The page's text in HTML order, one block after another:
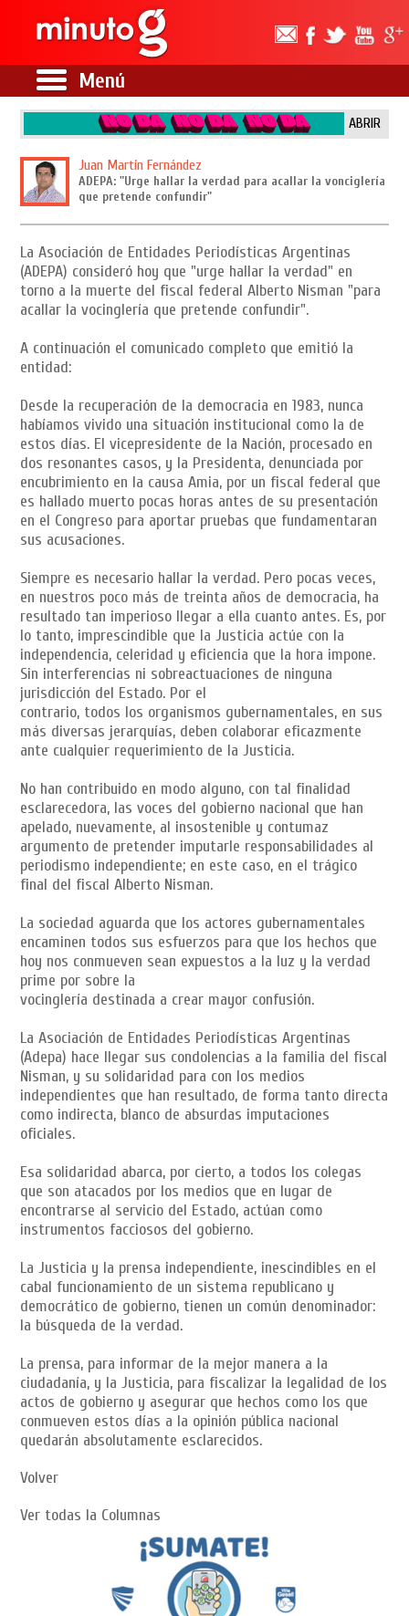
Menú
ABRIR
Juan Martín Fernández
ADEPA: "Urge hallar la verdad para acallar la vonciglería
que pretende confundir"
La Asociación de Entidades Periodísticas Argentinas
(ADEPA) consideró hoy que "urge hallar la verdad" en
torno a la muerte del fiscal federal Alberto Nisman "para
acallar la vocinglería que pretende confundir".
A continuación el comunicado completo que emitió la
entidad:
Desde la recuperación de la democracia en 1983, nunca
habíamos vivido una situación institucional como la de
estos días. El vicepresidente de la Nación, procesado en
dos resonantes casos, y la Presidenta, denunciada por
encubrimiento en la causa Amia, por un fiscal federal que
es hallado muerto pocas horas antes de su presentación
en el Congreso para aportar pruebas que fundamentaran
sus acusaciones.
Siempre es necesario hallar la verdad. Pero pocas veces,
en nuestros poco más de treinta años de democracia, ha
resultado tan imperioso llegar a ella cuanto antes. Es, por
lo tanto, imprescindible que la Justicia actúe con la
independencia, celeridad y eficiencia que la hora impone.
Sin interferencias ni sobreactuaciones de ninguna
jurisdicción del Estado. Por el
contrario, todos los organismos gubernamentales, en sus
más diversas jerarquías, deben colaborar eficazmente
ante cualquier requerimiento de la Justicia.
No han contribuido en modo alguno, con tal finalidad
esclarecedora, las voces del gobierno nacional que han
apelado, nuevamente, al insostenible y contumaz
argumento de pretender imputarle responsabilidades al
periodismo independiente; en este caso, en el trágico
final del fiscal Alberto Nisman.
La sociedad aguarda que los actores gubernamentales
encaminen todos sus esfuerzos para que los hechos que
hoy nos conmueven sean expuestos a la luz y la verdad
prime por sobre la
vocinglería destinada a crear mayor confusión.
La Asociación de Entidades Periodísticas Argentinas
(Adepa) hace llegar sus condolencias a la familia del fiscal
Nisman, y su solidaridad para con los medios
independientes que han resultado, de forma tanto directa
como indirecta, blanco de absurdas imputaciones
oficiales.
Esa solidaridad abarca, por cierto, a todos los colegas
que son atacados por los medios que en lugar de
encontrarse al servicio del Estado, actúan como
instrumentos facciosos del gobierno.
La Justicia y la prensa independiente, inescindibles en el
cabal funcionamiento de un sistema republicano y
democrático de gobierno, tienen un común denominador:
la búsqueda de la verdad.
La prensa, para informar de la mejor manera a la
ciudadanía, y la Justicia, para fiscalizar la legalidad de los
actos de gobierno y asegurar que hechos como los que
conmueven estos días a la opinión pública nacional
quedarán absolutamente esclarecidos.
Volver
Ver todas la Columnas